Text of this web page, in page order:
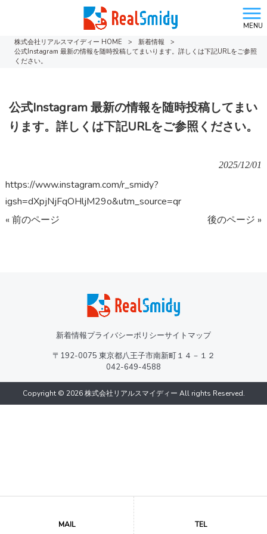
MENU
株式会社リアルスマイディー HOME
> 新着情報
>
公式Instagram 最新の情報を随時投稿してまいります。詳しくは下記URLをご参照
ください。
公式Instagram 最新の情報を随時投稿してまい
ります。詳しくは下記URLをご参照ください。
2025/12/01
https://www.instagram.com/r_smidy?
igsh=dXpjNjFqOHljM29o&utm_source=qr
« 前のページ
後のページ »
新着情報プライバシーポリシーサイトマップ
〒192-0075 東京都八王子市南新町１４－１２
042-649-4588
Copyright © 2026 株式会社リアルスマイディー All rights Reserved.
MAIL TEL